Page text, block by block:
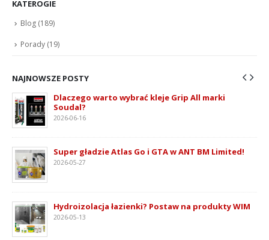
KATEROGIE
Blog (189)
Porady (19)
NAJNOWSZE POSTY
Dlaczego warto wybrać kleje Grip All marki
Soudal?
2026-06-16
Super gładzie Atlas Go i GTA w ANT BM Limited!
2026-05-27
Hydroizolacja łazienki? Postaw na produkty WIM
2026-05-13